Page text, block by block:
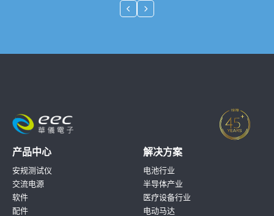
产品中心
安规测试仪
交流电源
软件
配件
解决方案
电池行业
半导体产业
医疗设备行业
电动马达